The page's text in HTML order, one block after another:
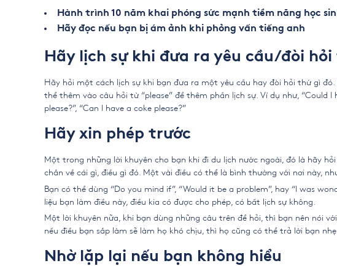
Hành trình 10 năm khai phóng sức mạnh tiềm năng học
Hãy đọc nếu bạn bị ám ảnh khi phỏng vấn tiếng anh
Hãy lịch sự khi đưa ra yêu cầu/đòi
Hãy hỏi một cách lịch sự khi bạn đưa ra một yêu cầu hay đòi hỏi thứ gì
thể thêm vào câu hỏi từ “please” để thêm phần lịch sự. Ví dụ như, “Could I
please?”, “Can I have a coke please?”
Hãy xin phép trước
Một trong những lời khuyên cho bạn khi đi du lịch nước ngoài, đó là hãy
chắn về cái gì, điều gì đó. Một vài điều có thể là bình thường với nơi này,
Bạn có thể dùng “Do you mind if”, “Would it be a problem”, hay “I was
liệu bạn làm điều này, điều kia có được cho phép, có bất lịch sự không.
Một lời khuyên nữa, khi bạn dùng những câu trên để hỏi, thì bạn nên nói
nếu điều bạn sắp làm sẽ làm họ khó chịu, thì họ cũng có thể trả lời bạn nhẹ
Nhờ lặp lại nếu bạn không hiểu